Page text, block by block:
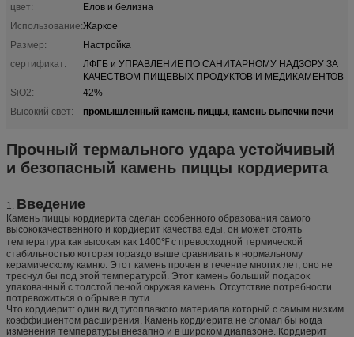
цвет:
Елов и белизна
Использование:Жаркое
Размер:
Настройка
сертификат:
ЛФГБ и УПРАВЛЕНИЕ ПО САНИТАРНОМУ НАДЗОРУ ЗА
КАЧЕСТВОМ ПИЩЕВЫХ ПРОДУКТОВ И МЕДИКАМЕНТОВ
SiO2:
42%
Высокий свет:
промышленный камень пиццы, камень выпечки печи
Прочный термального удара устойчивый
и безопасный камень пиццы кордиерита
1. Введение
Камень пиццы кордиерита сделан особенного образования самого
высококачественного и кордиерит качества еды, он может стоять
температура как высокая как 1400℉ с превосходной термической
стабильностью которая гораздо выше сравнивать к нормальному
керамическому камню. Этот камень прочен в течение многих лет, оно не
треснул бы под этой температурой. Этот камень больший подарок
упакованный с толстой пеной окружая камень. Отсутствие потребности
потревожиться о обрыве в пути.
Что кордиерит: один вид тугоплавкого материала который с самым низким
коэффициентом расширения. Камень кордиерита не сломал бы когда
изменения температуры внезапно и в широком диапазоне. Кордиерит